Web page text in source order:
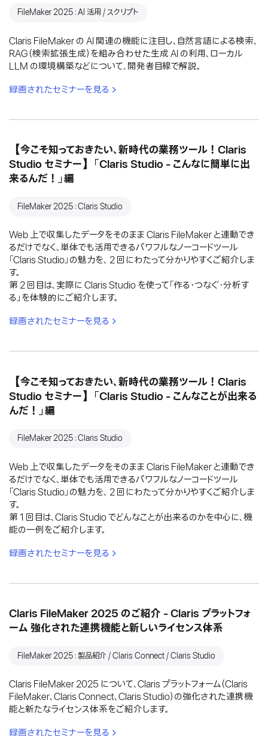
FileMaker 2025：AI 活用 / スクリプト
Claris FileMaker の AI 関連の機能に注目し、自然言語による検索、
RAG（検索拡張生成）を組み合わせた生成 AI の利用、ローカル
LLM の環境構築などについて、開発者目線で解説。
録画されたセミナーを見る
【今こそ知っておきたい、新時代の業務ツール！Claris
Studio セミナー】「Claris Studio - こんなに簡単に出
来るんだ！」編
FileMaker 2025：Claris Studio
Web 上で収集したデータをそのまま Claris FileMaker と連動でき
るだけでなく、単体でも活用できるパワフルなノーコードツール
「Claris Studio」の魅力を、 2 回にわたって分かりやすくご紹介しま
す。
第 2 回目は、実際に Claris Studio を使って「作る・つなぐ・分析す
る」を体験的にご紹介します。
録画されたセミナーを見る
【今こそ知っておきたい、新時代の業務ツール！Claris
Studio セミナー】「Claris Studio - こんなことが出来る
んだ！」編
FileMaker 2025：Claris Studio
Web 上で収集したデータをそのまま Claris FileMaker と連動でき
るだけでなく、単体でも活用できるパワフルなノーコードツール
「Claris Studio」の魅力を、 2 回にわたって分かりやすくご紹介しま
す。
第 1 回目は、Claris Studio でどんなことが出来るのかを中心に、機
能の一例をご紹介します。
録画されたセミナーを見る
Claris FileMaker 2025 のご紹介 - Claris プラットフォ
ーム 強化された連携機能と新しいライセンス体系
FileMaker 2025：製品紹介 / Claris Connect / Claris Studio
Claris FileMaker 2025 について、Claris プラットフォーム（Claris
FileMaker、Claris Connect、Claris Studio）の強化された連携機
能と新たなライセンス体系をご紹介します。
録画されたセミナーを見る